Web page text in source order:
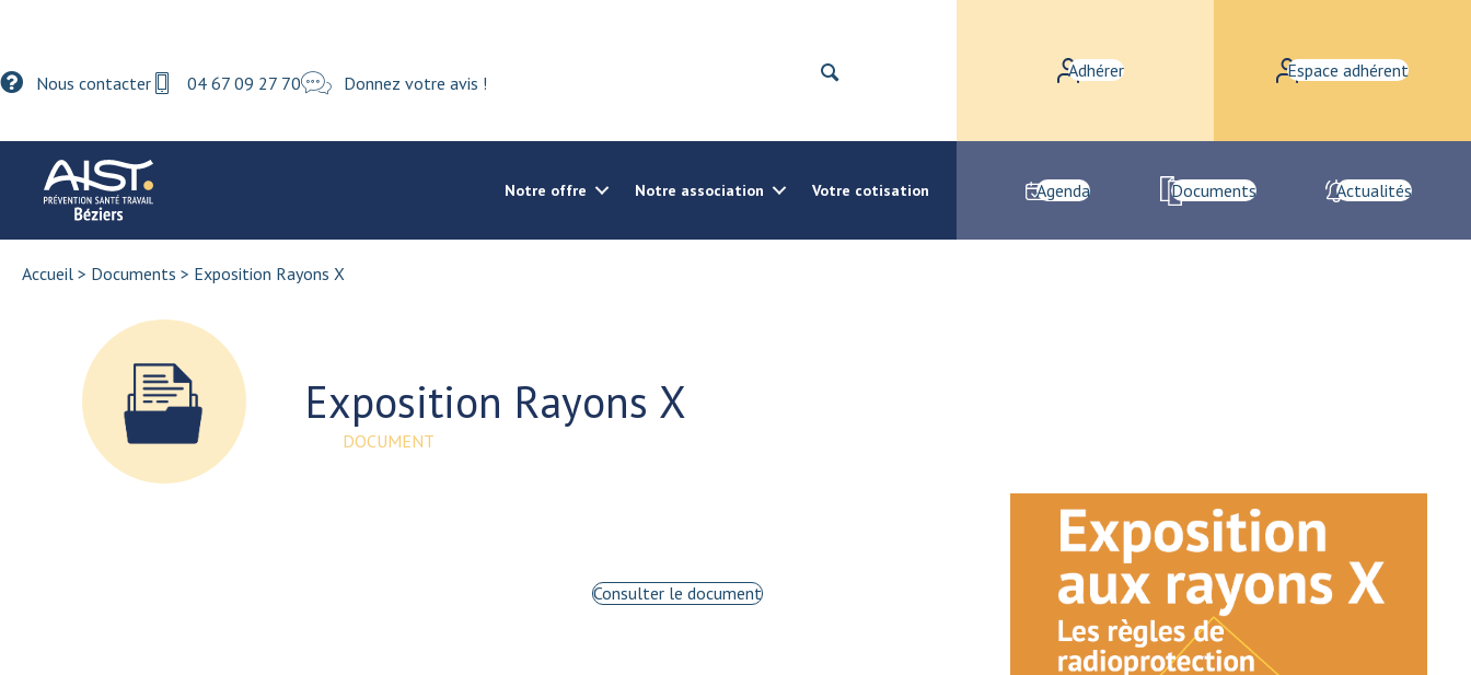
Nous contacter 04 67 09 27 70 Donnez votre avis !
Adhérer Espace adhérent
Notre offre Notre association Votre cotisation Agenda Documents Actualités
Accueil > Documents > Exposition Rayons X
Exposition Rayons X
DOCUMENT
Consulter le document